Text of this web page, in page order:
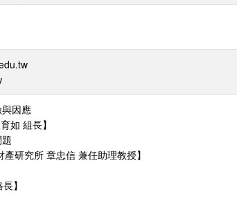
因應
如 組長】
研究所 章忠信 兼任助理教授】
】